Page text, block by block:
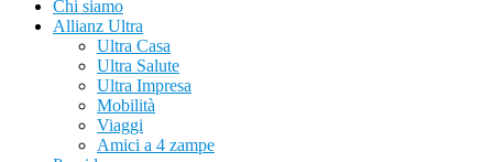
Chi siamo
Allianz Ultra
Ultra Casa
Ultra Salute
Ultra Impresa
Mobilità
Viaggi
Amici a 4 zampe